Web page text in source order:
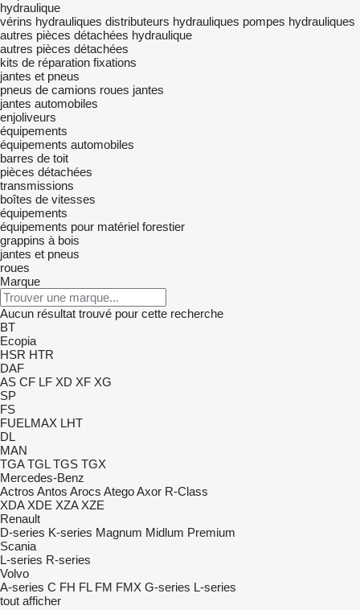
hydraulique
vérins hydrauliques distributeurs hydrauliques pompes hydrauliques
autres pièces détachées hydraulique
autres pièces détachées
kits de réparation fixations
jantes et pneus
pneus de camions roues jantes
jantes automobiles
enjoliveurs
équipements
équipements automobiles
barres de toit
pièces détachées
transmissions
boîtes de vitesses
équipements
équipements pour matériel forestier
grappins à bois
jantes et pneus
roues
Marque
Aucun résultat trouvé pour cette recherche
BT
Ecopia
HSR HTR
DAF
AS CF LF XD XF XG
SP
FS
FUELMAX LHT
DL
MAN
TGA TGL TGS TGX
Mercedes-Benz
Actros Antos Arocs AtegoAxor R-Class
XDA XDE XZA XZE
Renault
D-series K-series Magnum Midlum Premium
Scania
L-series R-series
Volvo
A-series C FH FL FM FMX G-series L-series
tout afficher